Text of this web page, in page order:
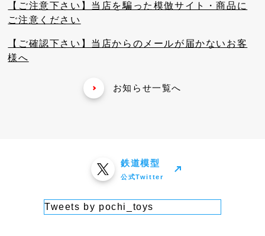
【ご注意下さい】当店を騙った模倣サイト・商品に
ご注意ください
【ご確認下さい】当店からのメールが届かないお客
様へ
お知らせ一覧へ
鉄道模型
公式Twitter
Tweets by pochi_toys